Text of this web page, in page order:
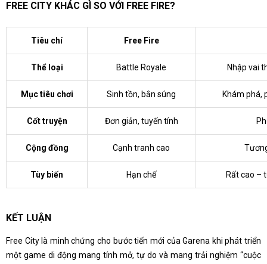
FREE CITY KHÁC GÌ SO VỚI FREE FIRE?
Tiêu chí Free Fire
Thể loại Battle Royale Nhập vai
Mục tiêu chơi Sinh tồn, bắn súng Khám phá,
Cốt truyện Đơn giản, tuyến tính
Cộng đồng Cạnh tranh cao
Tùy biến Hạn chế Rất cao –
KẾT LUẬN
Free City là minh chứng cho bước tiến mới của Garena khi phát triển
một game di động mang tính mở, tự do và mang trải nghiệm “cuộc